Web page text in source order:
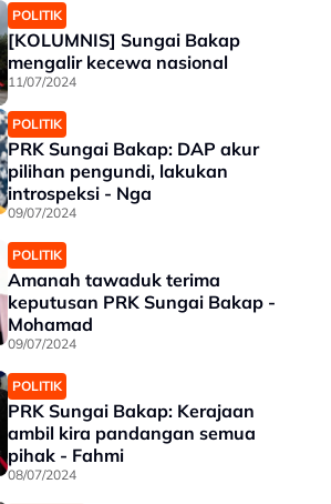
POLITIK
[KOLUMNIS] Sungai Bakap
mengalir kecewa nasional
11/07/2024
POLITIK
PRK Sungai Bakap: DAP akur
pilihan pengundi, lakukan
introspeksi - Nga
09/07/2024
POLITIK
Amanah tawaduk terima
keputusan PRK Sungai Bakap -
Mohamad
09/07/2024
POLITIK
PRK Sungai Bakap: Kerajaan
ambil kira pandangan semua
pihak - Fahmi
08/07/2024